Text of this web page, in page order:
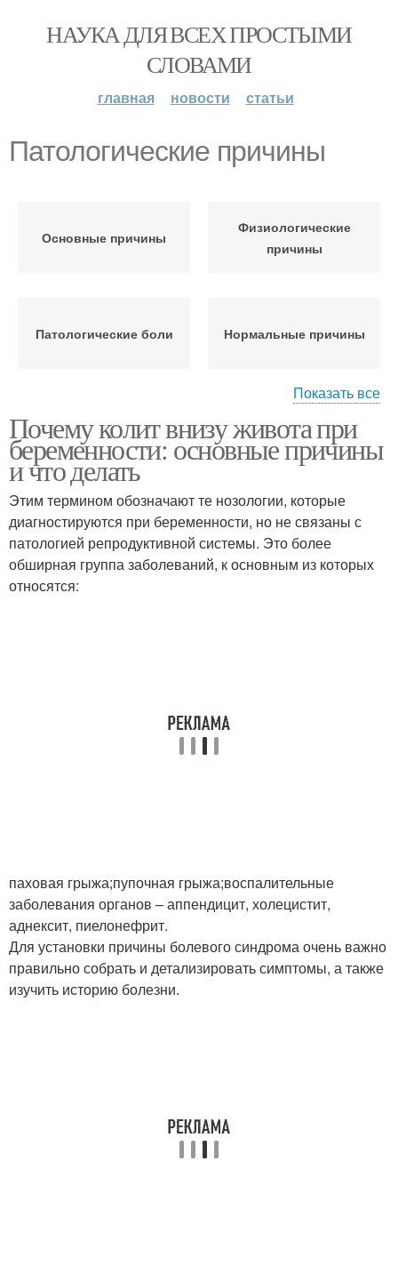
НАУКА ДЛЯ ВСЕХ ПРОСТЫМИ
СЛОВАМИ
главная новости статьи
Патологические причины
Основные причины
Физиологические
причины
Патологические боли Нормальные причины
Общие причины
факторы
Патологические
состояния
Хирургические причины
Показать все
Почему колит внизу живота при
беременности: основные причины
и что делать
Этим термином обозначают те нозологии, которые
диагностируются при беременности, но не связаны с
патологией репродуктивной системы. Это более
обширная группа заболеваний, к основным из которых
относятся:
паховая грыжа;пупочная грыжа;воспалительные
заболевания органов – аппендицит, холецистит,
аднексит, пиелонефрит.
Для установки причины болевого синдрома очень важно
правильно собрать и детализировать симптомы, а также
изучить историю болезни.